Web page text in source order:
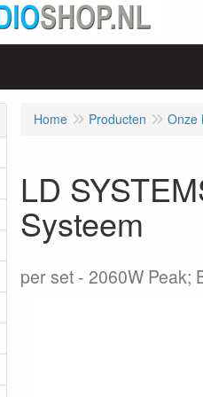
Home Producten Onze
LD
Systeem
per set 2060W Peak;